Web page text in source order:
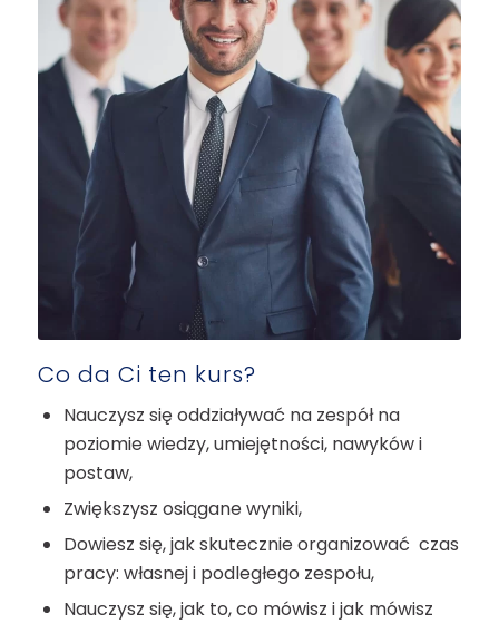
Co da Ci ten kurs?
Nauczysz się oddziaływać na zespół na
poziomie wiedzy, umiejętności, nawyków i
postaw,
Zwiększysz osiągane wyniki,
Dowiesz się, jak skutecznie organizować czas
pracy: własnej i podległego zespołu,
Nauczysz się, jak to, co mówisz i jak mówisz